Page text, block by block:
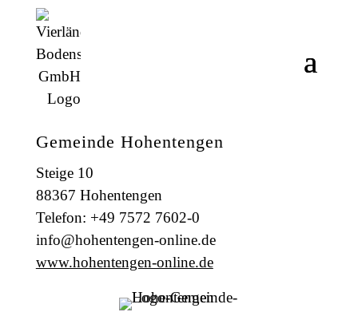
Gemeinde Hohentengen
Steige 10
88367 Hohentengen
Telefon: +49 7572 7602-0
info@hohentengen-online.de
www.hohentengen-online.de